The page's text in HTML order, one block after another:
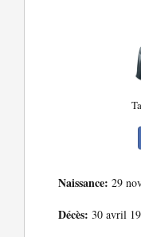
Naissance: 29
Décès: 30 avril